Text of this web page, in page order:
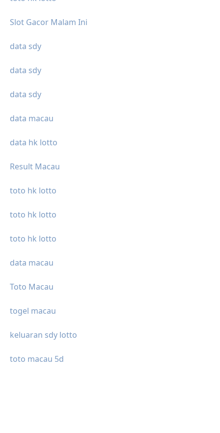
Slot Gacor Malam Ini
data sdy
data sdy
data sdy
data macau
data hk lotto
Result Macau
toto hk lotto
toto hk lotto
toto hk lotto
data macau
Toto Macau
togel macau
keluaran sdy lotto
toto macau 5d